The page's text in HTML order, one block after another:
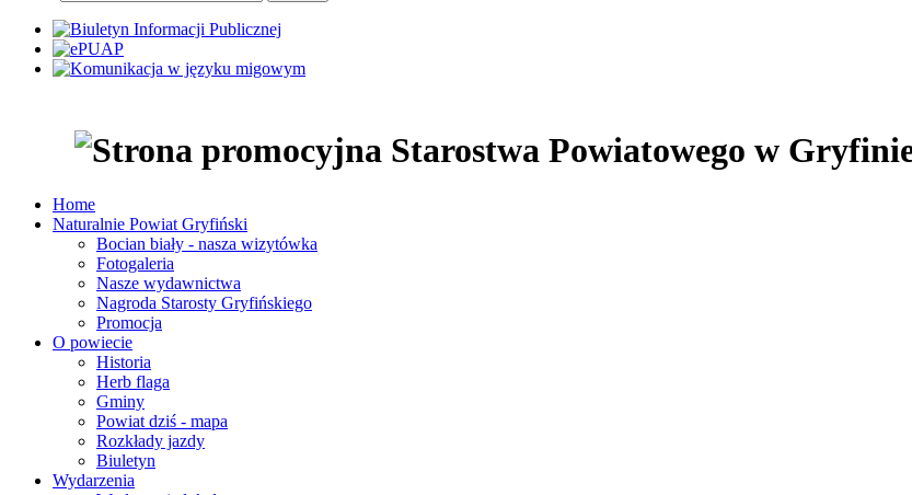
Home
Naturalnie Powiat Gryfiński
Bocian biały - nasza wizytówka
Fotogaleria
Nasze wydawnictwa
Nagroda Starosty Gryfińskiego
Promocja
O powiecie
Historia
Herb flaga
Gminy
Powiat dziś - mapa
Rozkłady jazdy
Biuletyn
Wydarzenia